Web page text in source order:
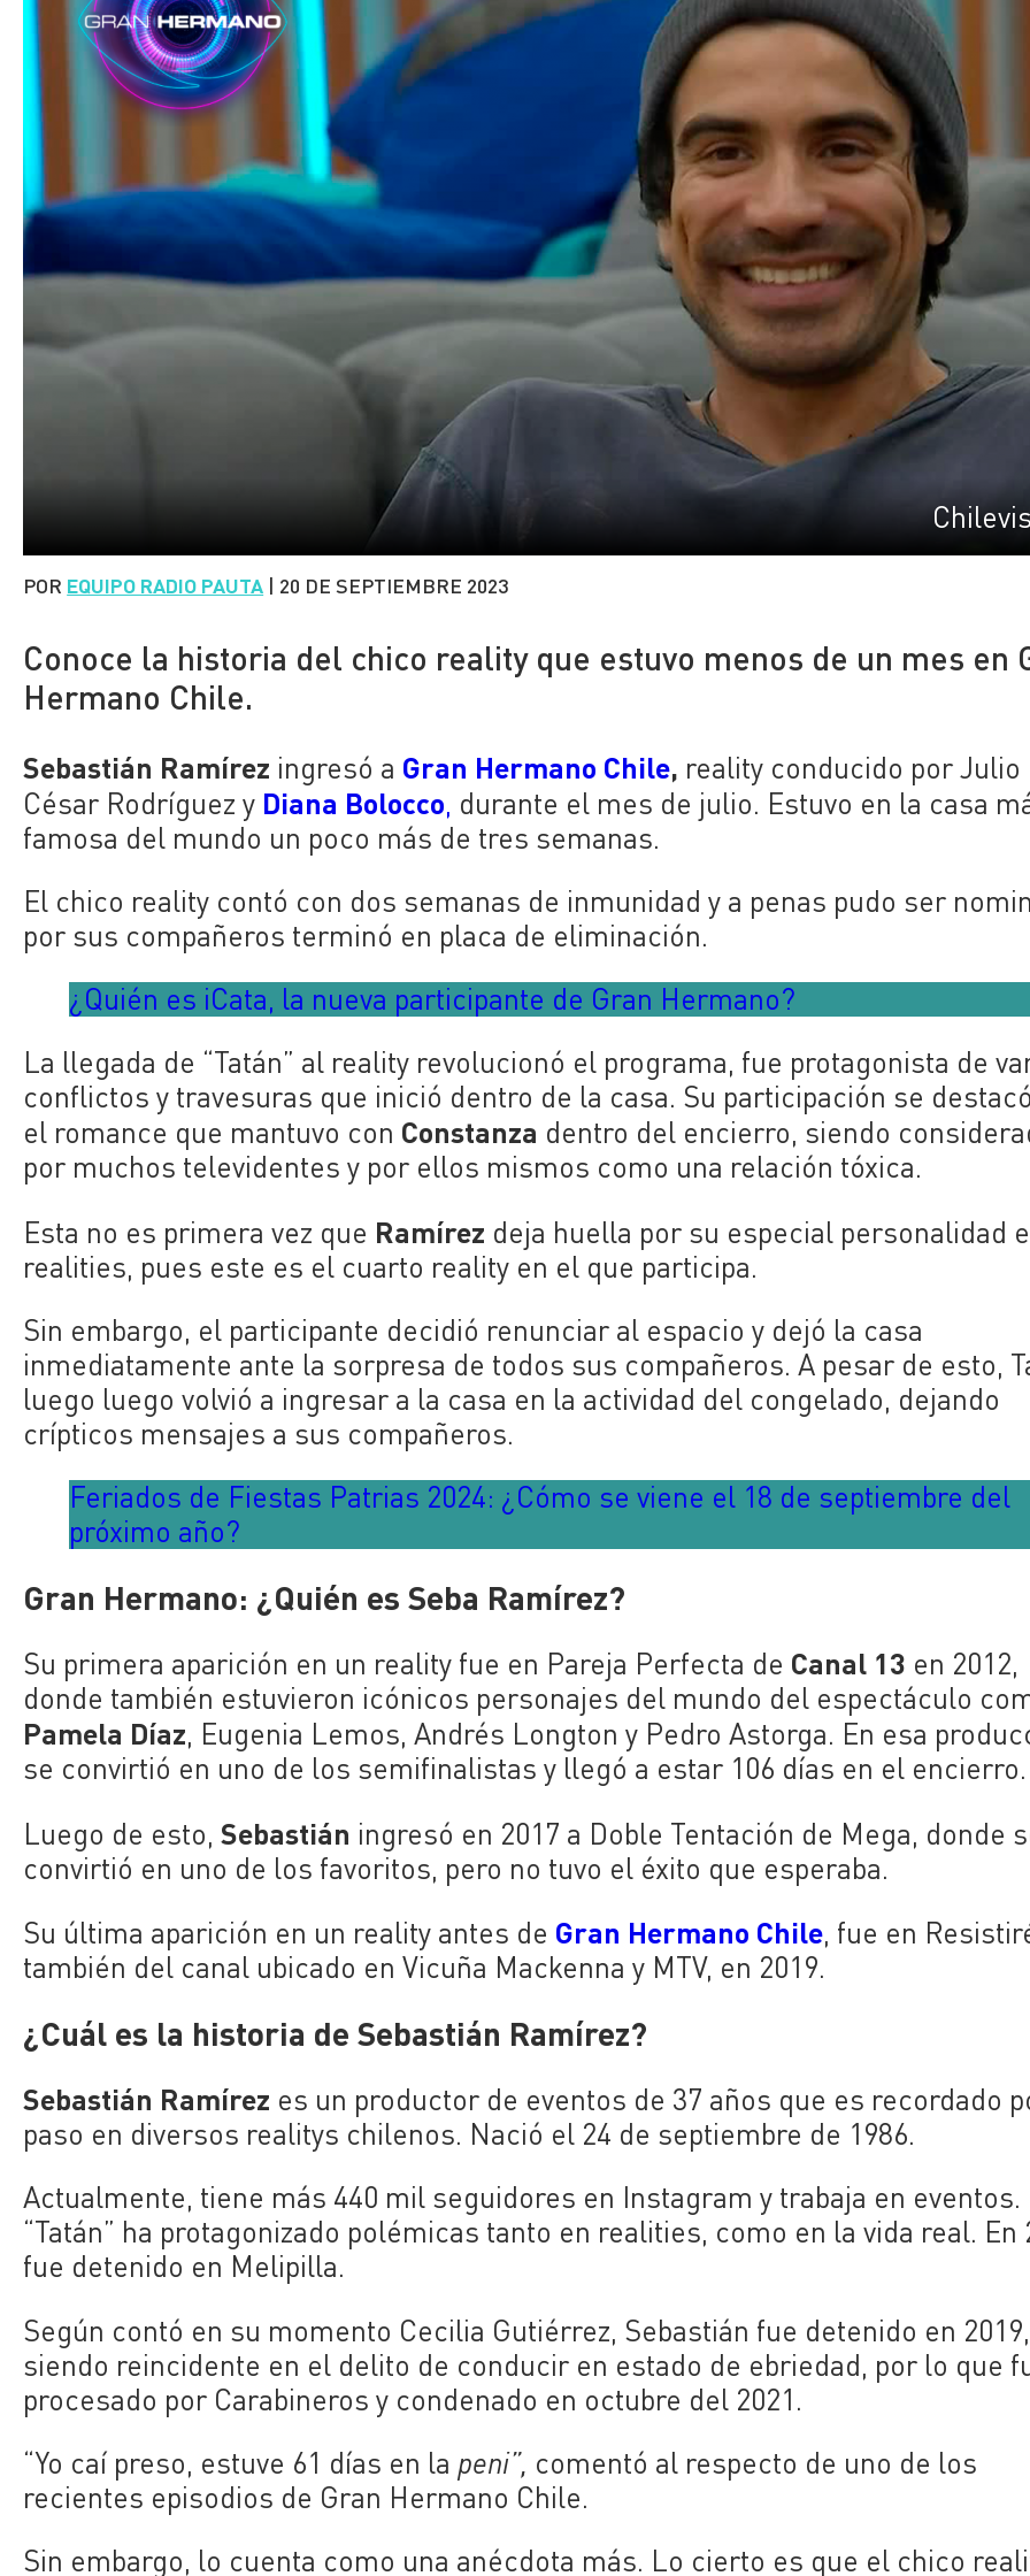
POR EQUIPO RADIO PAUTA | 20 DE SEPTIEMBRE 2023
Conoce la historia del chico reality que estuvo menos de un mes en
Hermano Chile.
Sebastián Ramírez ingresó a Gran Hermano Chile, reality conducido por Julio
César Rodríguez y Diana Bolocco, durante el mes de julio. Estuvo en la casa
famosa del mundo un poco más de tres semanas.
El chico reality contó con dos semanas de inmunidad y a penas pudo ser
por sus compañeros terminó en placa de eliminación.
¿Quién es iCata, la nueva participante de Gran Hermano?
La llegada de “Tatán” al reality revolucionó el programa, fue protagonista de
conflictos y travesuras que inició dentro de la casa. Su participación se
el romance que mantuvo con Constanza dentro del encierro, siendo
por muchos televidentes y por ellos mismos como una relación tóxica.
Esta no es primera vez que Ramírez deja huella por su especial personalidad
realities, pues este es el cuarto reality en el que participa.
Sin embargo, el participante decidió renunciar al espacio y dejó la casa
inmediatamente ante la sorpresa de todos sus compañeros. A pesar de esto,
luego luego volvió a ingresar a la casa en la actividad del congelado, dejando
crípticos mensajes a sus compañeros.
Feriados de Fiestas Patrias 2024: ¿Cómo se viene el 18 de septiembre del
próximo año?
Gran Hermano: ¿Quién es Seba Ramírez?
Su primera aparición en un reality fue en Pareja Perfecta de Canal 13 en 2012,
donde también estuvieron icónicos personajes del mundo del espectáculo
Pamela Díaz, Eugenia Lemos, Andrés Longton y Pedro Astorga. En esa
se convirtió en uno de los semifinalistas y llegó a estar 106 días en el encierro.
Luego de esto,Sebastián ingresó en 2017 a Doble Tentación de Mega, donde
convirtió en uno de los favoritos, pero no tuvo el éxito que esperaba.
Su última aparición en un reality antes de Gran Hermano Chile, fue en
también del canal ubicado en Vicuña Mackenna y MTV, en 2019.
¿Cuál es la historia de Sebastián Ramírez?
Sebastián Ramírez es un productor de eventos de 37 años que es recordado
paso en diversos realitys chilenos. Nació el 24 de septiembre de 1986.
Actualmente, tiene más 440 mil seguidores en Instagram y trabaja en eventos.
“Tatán” ha protagonizado polémicas tanto en realities, como en la vida real. En
fue detenido en Melipilla.
Según contó en su momento Cecilia Gutiérrez, Sebastián fue detenido en 2019,
siendo reincidente en el delito de conducir en estado de ebriedad, por lo que
procesado por Carabineros y condenado en octubre del 2021.
“Yo caí preso, estuve 61 días en la peni”, comentó al respecto de uno de los
recientes episodios de Gran Hermano Chile.
Sin embargo, lo cuenta como una anécdota más. Lo cierto es que el chico